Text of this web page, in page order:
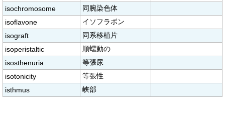
isochromosome
同腕染色体
isoflavone
イソフラボン
isograft
同系移植片
isoperistaltic
順蠕動の
isosthenuria
等張尿
isotonicity
等張性
isthmus
峡部